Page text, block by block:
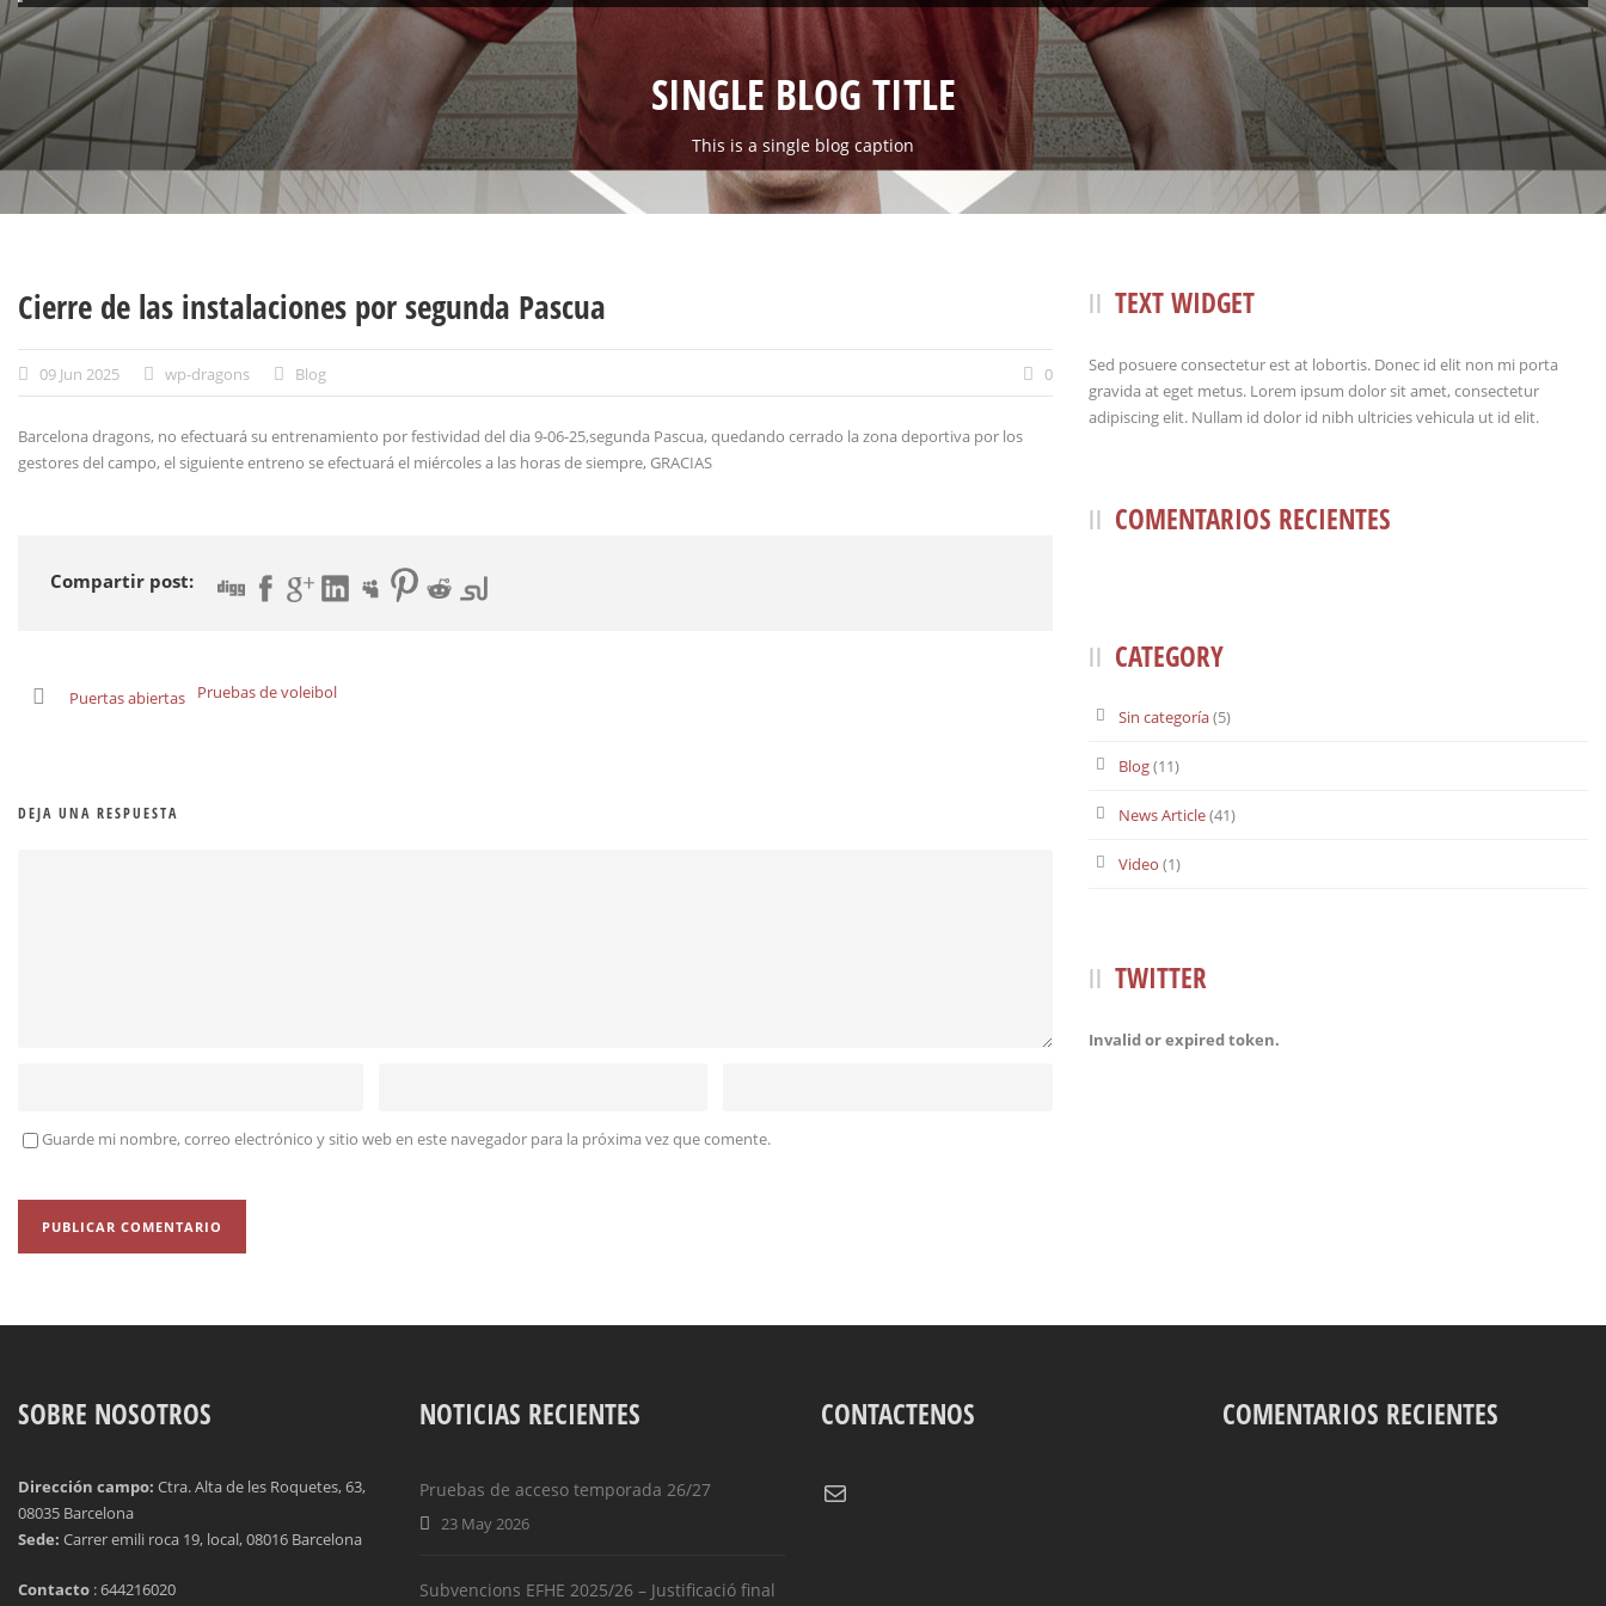
SINGLE BLOG TITLE
This is a single blog caption
Cierre de las instalaciones por segunda Pascua
09 Jun 2025 wp-dragons Blog 0
Barcelona dragons, no efectuará su entrenamiento por festividad del dia 9-06-25,segunda Pascua, quedando cerrado la zona deportiva por los
gestores del campo, el siguiente entreno se efectuará el miércoles a las horas de siempre, GRACIAS
Compartir post:
Puertas abiertas Pruebas de voleibol
DEJA UNA RESPUESTA
Guarde mi nombre, correo electrónico y sitio web en este navegador para la próxima vez que comente.
TEXT WIDGET
Sed posuere consectetur est at lobortis. Donec id elit non mi porta
gravida at eget metus. Lorem ipsum dolor sit amet, consectetur
adipiscing elit. Nullam id dolor id nibh ultricies vehicula ut id elit.
COMENTARIOS RECIENTES
CATEGORY
Sin categoría(5)
Blog(11)
News Article(41)
Video (1)
TWITTER
Invalid or expired token.
SOBRE NOSOTROS
Dirección campo: Ctra. Alta de les Roquetes, 63,
08035 Barcelona
Sede: Carrer emili roca 19, local, 08016 Barcelona
Contacto : 644216020
NOTICIAS RECIENTES
Pruebas de acceso temporada 26/27
23 May 2026
Subvencions EFHE 2025/26 – Justificació final
CONTACTENOS
Correo electrónico
COMENTARIOS RECIENTES